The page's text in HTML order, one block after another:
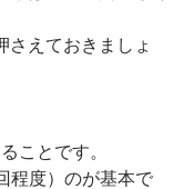
さえておきましょ
ことです。
程度）のが基本で